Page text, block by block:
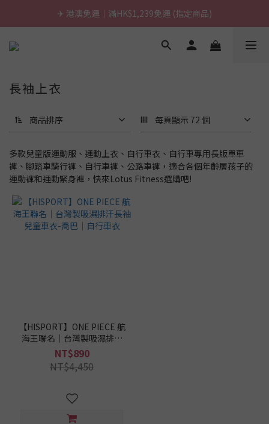
\ 台灣製超慢跑墊 / 升級啦.ᐟ.ᐟ（點我看介紹 💬）
✈ 港澳免運｜滿HK$1,239免運 (指定商品)
\ 台灣製超慢跑墊 / 升級啦.ᐟ.ᐟ（點我看介紹 💬）
長袖上衣
商品排序 每頁顯示 72 個
多款兒童版運動服、運動上衣、自行車衣、自行車專用長版單車
褲、腳踏車騎行褲、自行車褲、公路車褲，適合各個年齡層孩子的
運動褲和運動緊身褲，快來Lotus Fitness選購吧!
【HISPORT】ONE PIECE 航
海王聯名｜台灣製吸濕排汗
長袖兒童車衣-喬巴｜自行車
衣
NT$890
NT$4,450